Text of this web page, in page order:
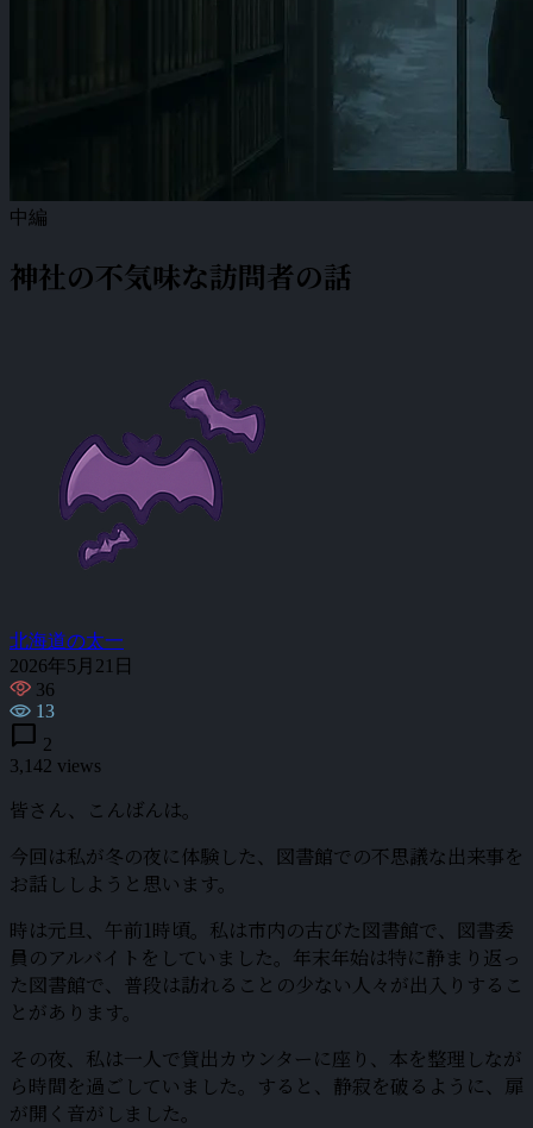
中編
神社の不気味な訪問者の話
北海道の太一
2026年5月21日
36
13
chat_bubble 2
3,142 views
皆さん、こんばんは。
今回は私が冬の夜に体験した、図書館での不思議な出来事を
お話ししようと思います。
時は元旦、午前1時頃。私は市内の古びた図書館で、図書委
員のアルバイトをしていました。年末年始は特に静まり返っ
た図書館で、普段は訪れることの少ない人々が出入りするこ
とがあります。
その夜、私は一人で貸出カウンターに座り、本を整理しなが
ら時間を過ごしていました。すると、静寂を破るように、扉
が開く音がしました。